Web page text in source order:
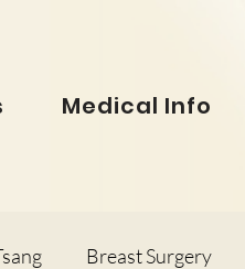
Medical Info
Breast Surgery